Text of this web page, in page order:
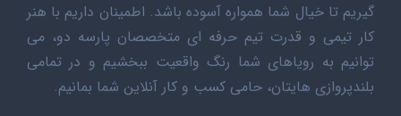
گیریم تا خیال شما همواره آسوده باشد. اطمینان داریم با هنر
کار تیمی و قدرت تیم حرفه ای متخصصان پارسه دو، می
توانیم به رویاهای شما رنگ واقعیت ببخشیم و در تمامی
بلندپروازی هایتان، حامی کسب و کار آنلاین شما بمانیم.